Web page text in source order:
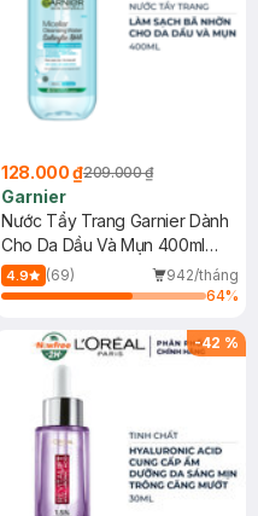
128.000 ₫209.000 ₫
Garnier
Nước Tẩy Trang Garnier Dành
Cho Da Dầu Và Mụn 400ml
(Mới)
4.9 (69)
942/tháng
64%
-42 %